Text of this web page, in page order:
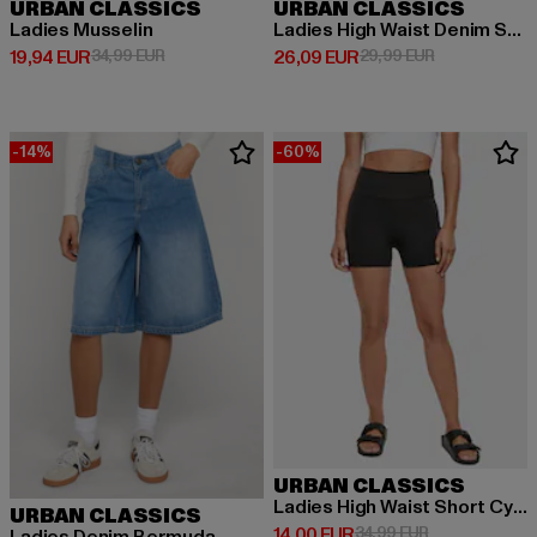
URBAN CLASSICS
Ladies Musselin
19,94 EUR
Derzeitiger Preis: 19,94 EUR
34,99 EURAktionspreis: 34,99 EUR
URBAN CLASSICS
Ladies High Waist Denim Shorts
26,09 EUR
Derzeitiger Preis: 26,09 EUR
29,99 EURAktionspreis:
-14%
URBAN CLASSICS
-60%
URBAN CLASSICS
Ladies High Waist Short Cycle Hot Pants
34,99 EURAktionspreis: